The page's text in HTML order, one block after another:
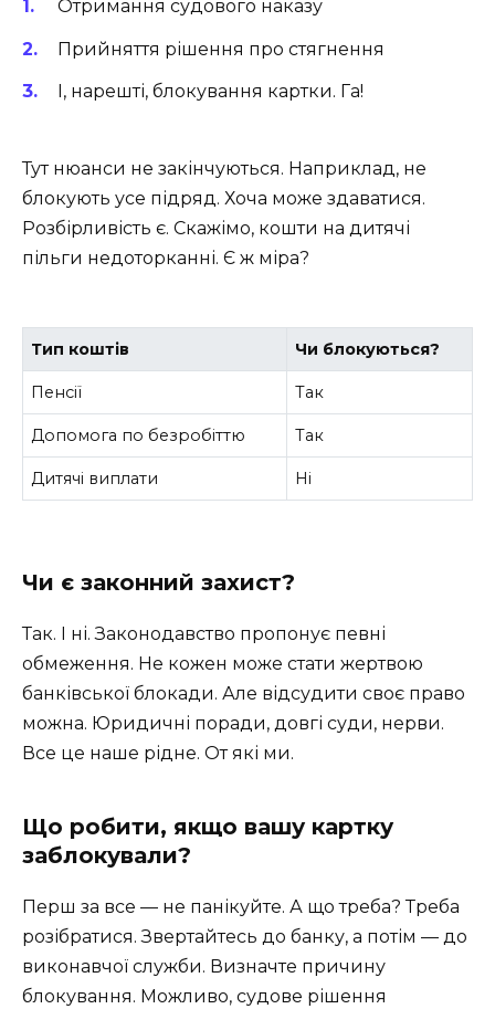
Отримання судового наказу
Прийняття рішення про стягнення
І, нарешті, блокування картки. Га!
Тут нюанси не закінчуються. Наприклад, не
блокують усе підряд. Хоча може здаватися.
Розбірливість є. Скажімо, кошти на дитячі
пільги недоторканні. Є ж міра?
Тип коштів Чи блокуються?
Пенсії Так
Допомога по безробіттю Так
Дитячі виплати Ні
Чи є законний захист?
Так. І ні. Законодавство пропонує певні
обмеження. Не кожен може стати жертвою
банківської блокади. Але відсудити своє право
можна. Юридичні поради, довгі суди, нерви.
Все це наше рідне. От які ми.
Що робити, якщо вашу картку
заблокували?
Перш за все — не панікуйте. А що треба? Треба
розібратися. Звертайтесь до банку, а потім — до
виконавчої служби. Визначте причину
блокування. Можливо, судове рішення